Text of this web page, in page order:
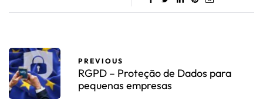
PREVIOUS
RGPD – Proteção de Dados para
pequenas empresas